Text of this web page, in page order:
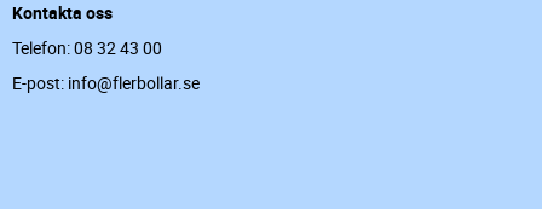
Kontakta oss
Telefon: 08 32 43 00
E-post: info@flerbollar.se